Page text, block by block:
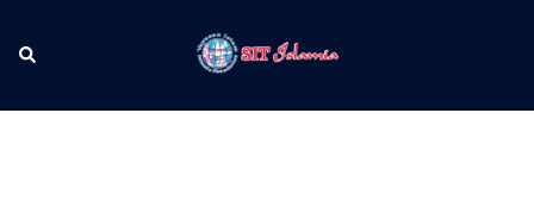
keCari